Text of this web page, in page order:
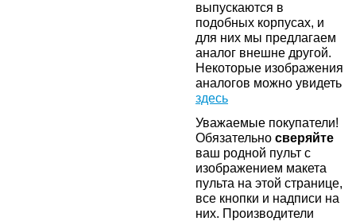
выпускаются в
подобных корпусах, и
для них мы предлагаем
аналог внешне другой.
Некоторые изображения
аналогов можно увидеть
здесь
Уважаемые покупатели!
Обязательно сверяйте
ваш родной пульт с
изображением макета
пульта на этой странице,
все кнопки и надписи на
них. Производители